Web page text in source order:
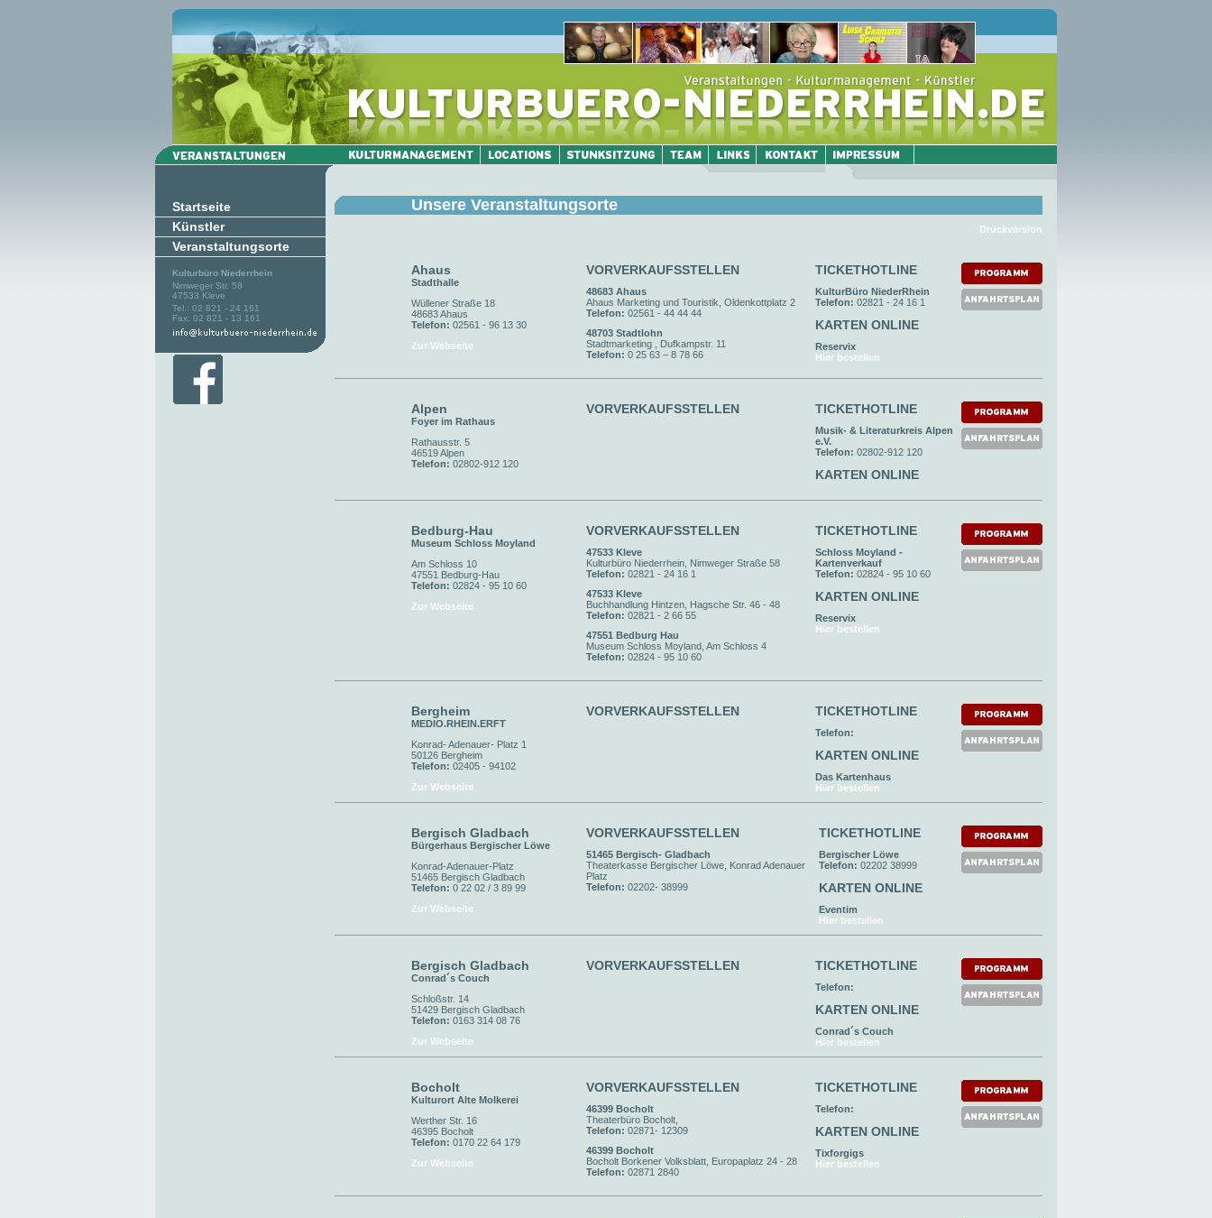
Startseite
Künstler
Veranstaltungsorte
Kulturbüro Niederrhein
Nimweger Str. 58
47533 Kleve
Tel.: 02 821 - 24 161
Fax: 02 821 - 13 161
Unsere Veranstaltungsorte
Druckversion
Ahaus
Stadthalle
Wüllener Straße 18
48683 Ahaus
Telefon: 02561 - 96 13 30
Zur Webseite
VORVERKAUFSSTELLEN
48683 Ahaus
Ahaus Marketing und Touristik, Oldenkottplatz 2
Telefon: 02561 - 44 44 44
48703 Stadtlohn
Stadtmarketing , Dufkampstr. 11
Telefon: 0 25 63 – 8 78 66
TICKETHOTLINE
KulturBüro NiederRhein
Telefon: 02821 - 24 16 1
KARTEN ONLINE
Reservix
Hier bestellen
Alpen
Foyer im Rathaus
Rathausstr. 5
46519 Alpen
Telefon: 02802-912 120
VORVERKAUFSSTELLEN TICKETHOTLINE
Musik- & Literaturkreis Alpen
e.V.
Telefon: 02802-912 120
KARTEN ONLINE
Bedburg-Hau
Museum Schloss Moyland
Am Schloss 10
47551 Bedburg-Hau
Telefon: 02824 - 95 10 60
Zur Webseite
VORVERKAUFSSTELLEN
47533 Kleve
Kulturbüro Niederrhein, Nimweger Straße 58
Telefon: 02821 - 24 16 1
47533 Kleve
Buchhandlung Hintzen, Hagsche Str. 46 - 48
Telefon: 02821 - 2 66 55
47551 Bedburg Hau
Museum Schloss Moyland, Am Schloss 4
Telefon: 02824 - 95 10 60
TICKETHOTLINE
Schloss Moyland -
Kartenverkauf
Telefon: 02824 - 95 10 60
KARTEN ONLINE
Reservix
Hier bestellen
Bergheim
MEDIO.RHEIN.ERFT
Konrad- Adenauer- Platz 1
50126 Bergheim
Telefon: 02405 - 94102
Zur Webseite
VORVERKAUFSSTELLEN TICKETHOTLINE
Telefon:
KARTEN ONLINE
Das Kartenhaus
Hier bestellen
Bergisch Gladbach
Bürgerhaus Bergischer Löwe
Konrad-Adenauer-Platz
51465 Bergisch Gladbach
Telefon: 0 22 02 / 3 89 99
Zur Webseite
VORVERKAUFSSTELLEN
51465 Bergisch- Gladbach
Theaterkasse Bergischer Löwe, Konrad Adenauer
Platz
Telefon: 02202- 38999
TICKETHOTLINE
Bergischer Löwe
Telefon: 02202 38999
KARTEN ONLINE
Eventim
Hier bestellen
Bergisch Gladbach
Conrad´s Couch
Schloßstr. 14
51429 Bergisch Gladbach
Telefon: 0163 314 08 76
Zur Webseite
VORVERKAUFSSTELLEN TICKETHOTLINE
Telefon:
KARTEN ONLINE
Conrad´s Couch
Hier bestellen
Bocholt
Kulturort Alte Molkerei
Werther Str. 16
46395 Bocholt
Telefon: 0170 22 64 179
Zur Webseite
VORVERKAUFSSTELLEN
46399 Bocholt
Theaterbüro Bocholt,
Telefon: 02871- 12309
46399 Bocholt
Bocholt Borkener Volksblatt, Europaplatz 24 - 28
Telefon: 02871 2840
TICKETHOTLINE
Telefon:
KARTEN ONLINE
Tixforgigs
Hier bestellen